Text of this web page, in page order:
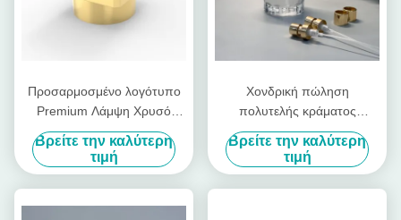
Προσαρμοσμένο λογότυπο
Premium Λάμψη Χρυσό
τετραγωνικό σχήμα καπάκι
Καπάκι Αρώματος για Fea
15 γυάλινο μπουκάλι
αρώματος λαιμό
Βρείτε την καλύτερη
τιμή
Χονδρική πώληση
πολυτελής κράματος
ψευδαργύρου 15mm
ακανόνιστο σχήμα Zamak
Perfume Bottle Cap υψηλής
ποιότητας εύκολο ανοιχτό
Βρείτε την καλύτερη
τιμή